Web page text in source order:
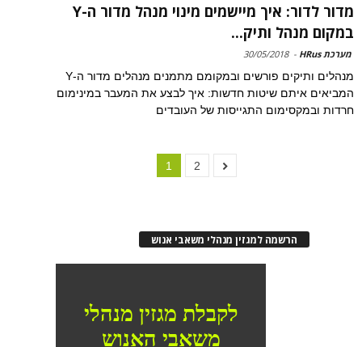
מדור לדור: איך מיישמים מינוי מנהל מדור ה-Y
במקום מנהל ותיק...
מערכת HRus -
30/05/2018
מנהלים ותיקים פורשים ובמקומם מתמנים מנהלים מדור ה-Y
המביאים איתם שיטות חדשות: איך לבצע את המעבר במינימום
חרדות ובמקסימום התגייסות של העובדים
1 2
הרשמה למגזין מנהלי משאבי אנוש